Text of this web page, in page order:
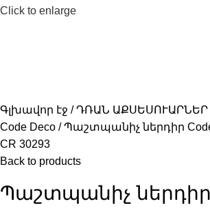
Click to enlarge
Գլխավոր էջ ԴՌԱՆ ԱՔՍԵՍՈՒԱՐՆԵՐ
Code Deco
Պաշտպանիչ ներդիր Code
CR 30293
Back to products
Պաշտպանիչ ներդիր